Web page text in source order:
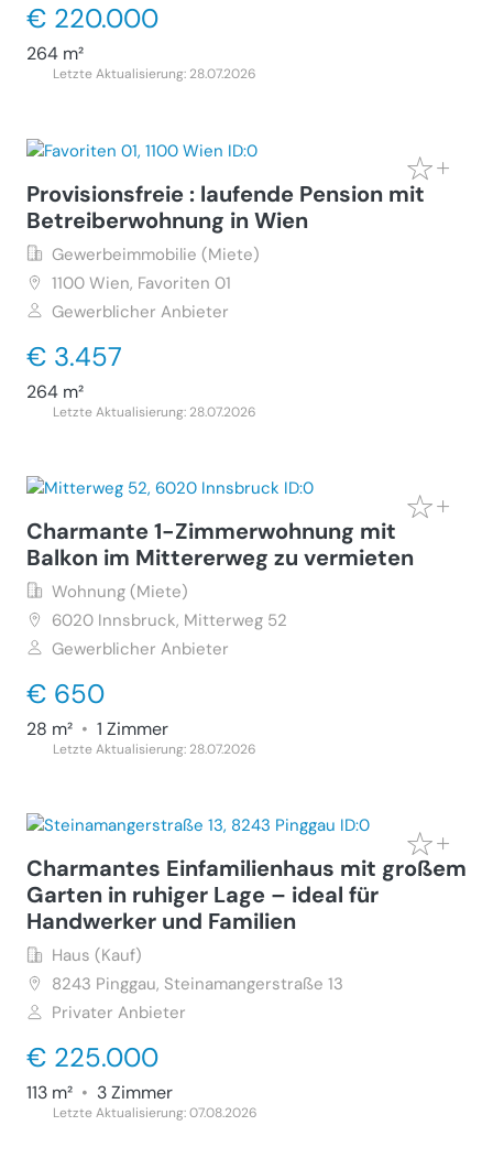
€ 220.000
264 m²
Letzte Aktualisierung: 28.07.2026
Provisionsfreie : laufende Pension mit
Betreiberwohnung in Wien
Gewerbeimmobilie (Miete)
1100 Wien, Favoriten 01
Gewerblicher Anbieter
€ 3.457
264 m²
Letzte Aktualisierung: 28.07.2026
Charmante 1-Zimmerwohnung mit
Balkon im Mittererweg zu vermieten
Wohnung (Miete)
6020 Innsbruck, Mitterweg 52
Gewerblicher Anbieter
€ 650
28 m² • 1 Zimmer
Letzte Aktualisierung: 28.07.2026
Charmantes Einfamilienhaus mit großem
Garten in ruhiger Lage – ideal für
Handwerker und Familien
Haus (Kauf)
8243 Pinggau, Steinamangerstraße 13
Privater Anbieter
€ 225.000
113 m² • 3 Zimmer
Letzte Aktualisierung: 07.08.2026